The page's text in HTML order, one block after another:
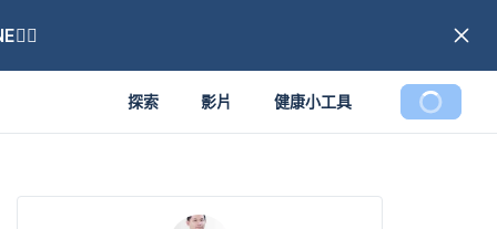
探索 影片 健康小工具